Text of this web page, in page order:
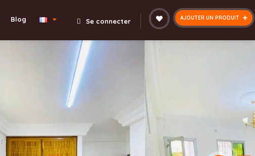
AJOUTER UN PRODUIT
Se connecter
Blog